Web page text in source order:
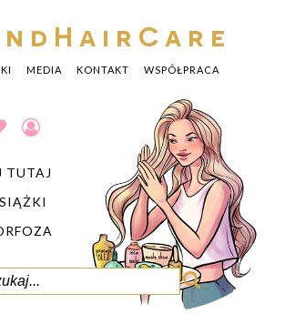
MEDIA KONTAKT WSPÓŁPRACA
TUTAJ